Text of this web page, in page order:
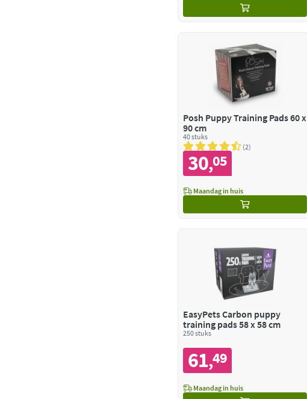
Posh Puppy Training Pads 60 x
90 cm
40 stuks
2
30,05
Maandag in huis
EasyPets Carbon puppy
training pads 58 x 58 cm
250 stuks
61,49
Maandag in huis